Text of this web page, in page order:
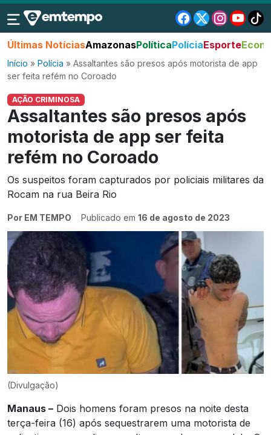
Últimas NotíciasAmazonasPolíticaPolíciaEsporte
Início » Polícia » Assaltantes são presos após motorista de app
ser feita refém no Coroado
AÇÃO CRIMINOSA
Assaltantes são presos após
motorista de app ser feita
refém no Coroado
Os suspeitos foram capturados por policiais militares da
Rocam na rua Beira Rio
Por EM TEMPO Publicado em 16 de agosto de 2023
(Divulgação)
Manaus – Dois homens foram presos na noite desta
terça-feira (16) após sequestrarem uma motorista de